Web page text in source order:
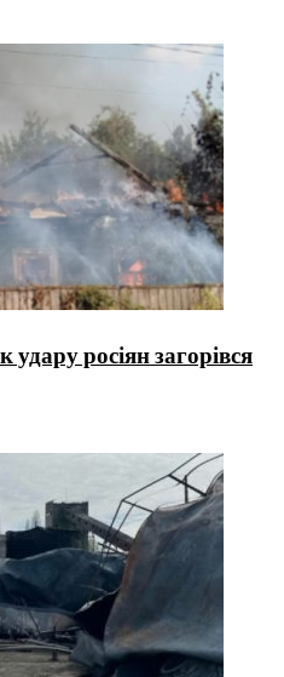
росіян загорівся